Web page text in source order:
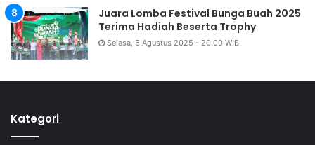
Juara Lomba Festival Bunga Buah 2025
Terima Hadiah Beserta Trophy
Selasa, 5 Agustus 2025 - 20:00 WIB
Kategori